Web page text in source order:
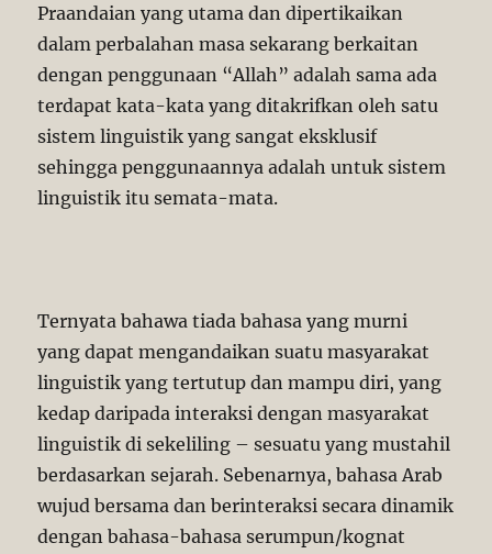
Praandaian yang utama dan dipertikaikan
dalam perbalahan masa sekarang berkaitan
dengan penggunaan “Allah” adalah sama ada
terdapat kata-kata yang ditakrifkan oleh satu
sistem linguistik yang sangat eksklusif
sehingga penggunaannya adalah untuk sistem
linguistik itu semata-mata.
Ternyata bahawa tiada bahasa yang murni
yang dapat mengandaikan suatu masyarakat
linguistik yang tertutup dan mampu diri, yang
kedap daripada interaksi dengan masyarakat
linguistik di sekeliling – sesuatu yang mustahil
berdasarkan sejarah. Sebenarnya, bahasa Arab
wujud bersama dan berinteraksi secara dinamik
dengan bahasa-bahasa serumpun/kognat